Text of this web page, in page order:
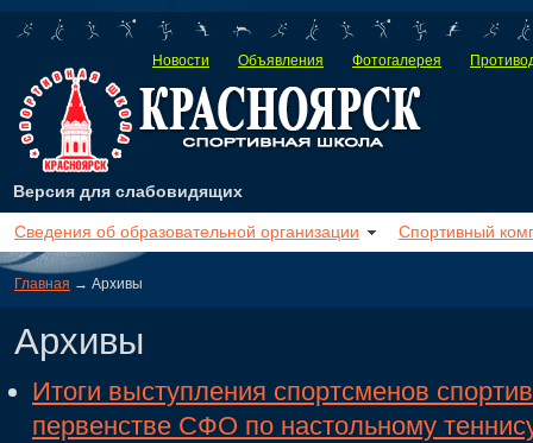
Новости Объявления Фотогалерея
Версия для слабовидящих
Сведения об образовательной организации Спортивный
Главная → Архивы
Архивы
Итоги выступления спортсменов
первенстве СФО по настольному